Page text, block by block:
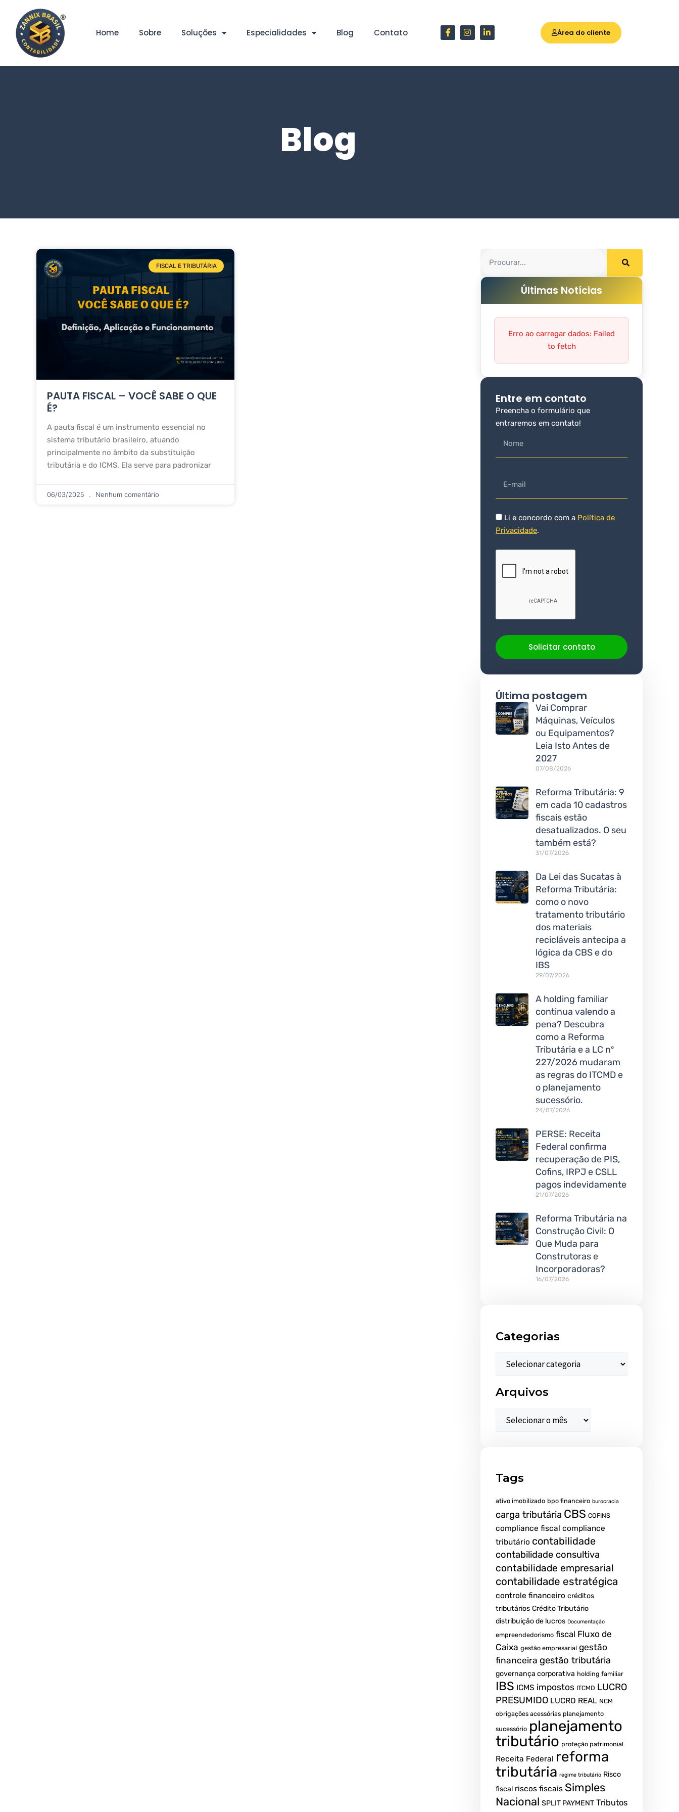
Home Sobre Soluções Especialidades Blog Contato Área do cliente
Blog
FISCAL E TRIBUTÁRIA
PAUTA FISCAL – VOCÊ SABE O QUE
É?
A pauta fiscal é um instrumento essencial no
sistema tributário brasileiro, atuando
principalmente no âmbito da substituição
tributária e do ICMS. Ela serve para padronizar
06/03/2025 Nenhum comentário
Últimas Notícias
Erro ao carregar dados: Failed
to fetch
Entre em contato
Preencha o formulário que
entraremos em contato!
Li e concordo com a Política de
Privacidade.
Solicitar contato
Última postagem
Vai Comprar
Máquinas, Veículos
ou Equipamentos?
Leia Isto Antes de
2027
07/08/2026
Reforma Tributária: 9
em cada 10 cadastros
fiscais estão
desatualizados. O seu
também está?
31/07/2026
Da Lei das Sucatas à
Reforma Tributária:
como o novo
tratamento tributário
dos materiais
recicláveis antecipa a
lógica da CBS e do
IBS
29/07/2026
A holding familiar
continua valendo a
pena? Descubra
como a Reforma
Tributária e a LC nº
227/2026 mudaram
as regras do ITCMD e
o planejamento
sucessório.
24/07/2026
PERSE: Receita
Federal confirma
recuperação de PIS,
Cofins, IRPJ e CSLL
pagos indevidamente
21/07/2026
Reforma Tributária na
Construção Civil: O
Que Muda para
Construtoras e
Incorporadoras?
16/07/2026
Categorias
Arquivos
Tags
ativo imobilizado bpo financeiro burocracia
carga tributária CBS COFINS
compliance fiscal compliance
tributário contabilidade
contabilidade consultiva
contabilidade empresarial
contabilidade estratégica
controle financeiro créditos
tributários Crédito Tributário
distribuição de lucros Documentação
empreendedorismo fiscal Fluxo de
Caixa gestão empresarial gestão
financeira gestão tributária
governança corporativa holding familiar
IBS ICMS impostos ITCMD LUCRO
PRESUMIDO LUCRO REAL NCM
obrigações acessórias planejamento
sucessório planejamento
tributário proteção patrimonial
Receita Federal reforma
tributária regime tributário Risco
fiscal riscos fiscais Simples
Nacional SPLIT PAYMENT Tributos